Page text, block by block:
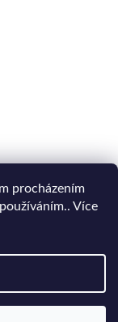
procházením
Více